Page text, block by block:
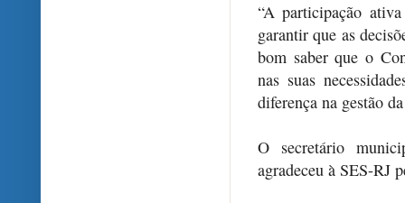
“A participação
garantir que as
bom saber que o
nas suas
diferença na gestão
O secretário
agradeceu à SES-RJ